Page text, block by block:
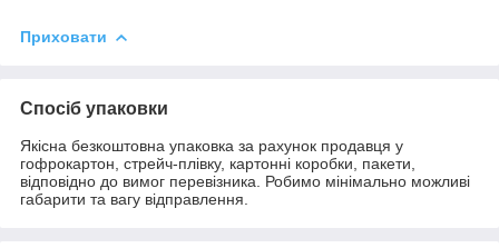
Приховати
Спосіб упаковки
Якісна безкоштовна упаковка за рахунок продавця у
гофрокартон, стрейч-плівку, картонні коробки, пакети,
відповідно до вимог перевізника. Робимо мінімально можливі
габарити та вагу відправлення.